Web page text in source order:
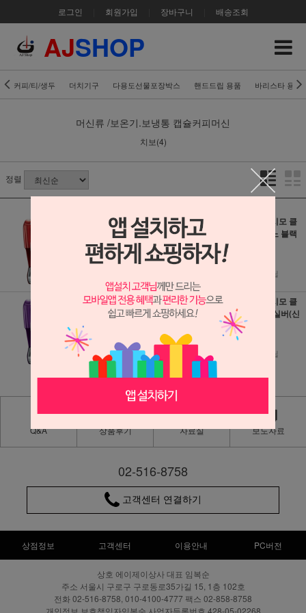
로그인 회원가입 장바구니 배송조회
AJSHOP
커피/티/생두 더치기구 다용도선물포장박스 핸드드립 용품 바리스타 용품
머신류 /보온기.보냉통 캡슐커피머신
치보(4)
정렬
치보 카피시모 클
래식 핫 레드(신형
모델)
280,000원
치보 카피시모 클
래식 피아노 블랙
2,800원 적립
치보 카피시모 클
래식 오버진(신형
모델)
280,000원
2,800원 적립
치보 카피시모 클
래식 노블 실버(신
형모델)
280,000원
2,800원 적립
Q&A 상품후기 자료실 보도자료
02-516-8758
고객센터 연결하기
상점정보 고객센터 이용안내 PC버전
상호 에이제이상사 대표 임복순
주소 서울시 구로구 구로동로35가길 15, 1층 102호
전화 02-516-8758, 010-4100-4777 팩스 02-858-8758
개인정보 보호책임자임복순 사업자등록번호 428-05-02268